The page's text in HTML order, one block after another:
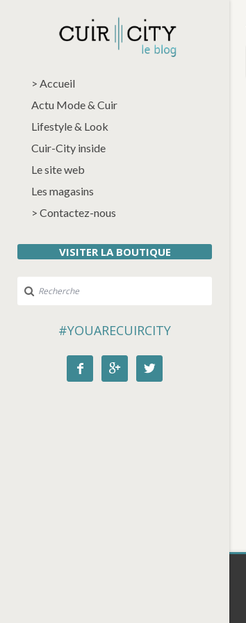
> Accueil
Actu Mode & Cuir
Lifestyle & Look
Cuir-City inside
Le site web
Les magasins
> Contactez-nous
VISITER LA BOUTIQUE
#YOUARECUIRCITY
  